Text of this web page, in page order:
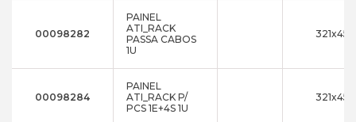
00098282
PAINEL
ATI_RACK
PASSA CABOS
1U
321x45
00098284
PAINEL
ATI_RACK P/
PCS 1E+4S 1U
321x45